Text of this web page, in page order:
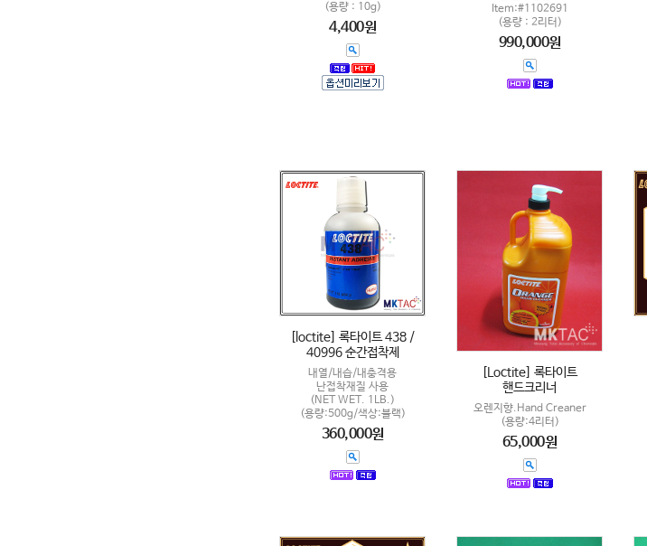
(용량 : 10g)
4,400원
Item:#1102691
(용량 : 2리터)
990,000원
[loctite] 록타이트 438 /
40996 순간접착제
내열/내습/내충격용
난접착재질 사용
(NET WET. 1LB.)
(용량:500g/색상:블랙)
360,000원
[Loctite] 록타이트
핸드크리너
오렌지향.Hand Creaner
(용량:4리터)
65,000원